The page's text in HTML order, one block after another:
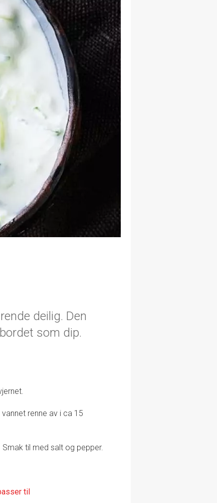
deilig. Den
som dip.
renne av i ca 15
til med salt og pepper.
til